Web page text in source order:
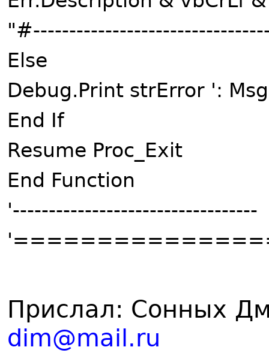
Else
Debug.Print strError ':
End If
Resume Proc_Exit
End Function
'----------------------------------
Прислал: Сонных
dim@mail.ru